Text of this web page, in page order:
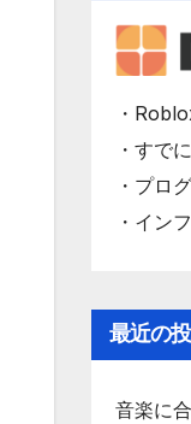
・
・すで
・プロ
・イン
最近の
音楽に